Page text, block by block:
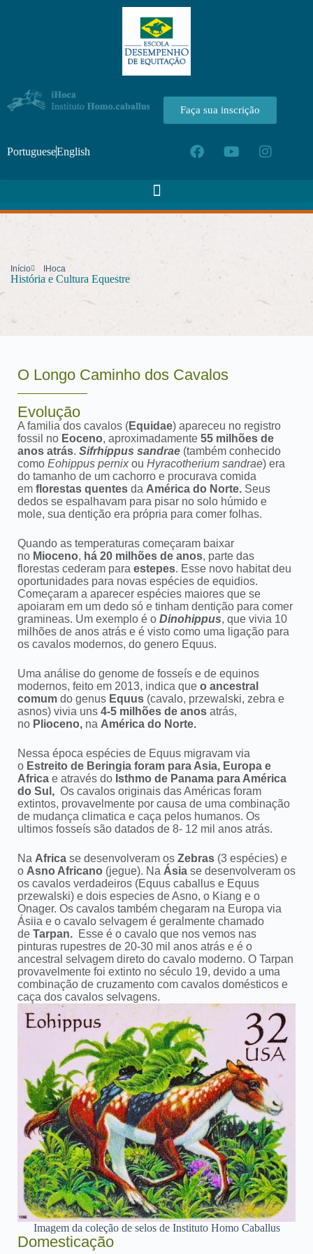
Faça sua inscrição
PortugueseEnglish
Início IHoca
História e Cultura Equestre
O Longo Caminho dos Cavalos
Evolução
A familia dos cavalos (Equidae) apareceu no registro
fossil no Eoceno, aproximadamente 55 milhões de
anos atrás. Sifrhippus sandrae (também conhecido
como Eohippus pernix ou Hyracotherium sandrae) era
do tamanho de um cachorro e procurava comida
em florestas quentes da América do Norte. Seus
dedos se espalhavam para pisar no solo húmido e
mole, sua dentição era própria para comer folhas.
Quando as temperaturas começaram baixar
no Mioceno, há 20 milhões de anos, parte das
florestas cederam para estepes. Esse novo habitat deu
oportunidades para novas espécies de equidios.
Começaram a aparecer espécies maiores que se
apoiaram em um dedo só e tinham dentição para comer
gramineas. Um exemplo é o Dinohippus, que vivia 10
milhões de anos atrás e é visto como uma ligação para
os cavalos modernos, do genero Equus.
Uma análise do genome de fosseís e de equinos
modernos, feito em 2013, indica que o ancestral
comum do genus Equus (cavalo, przewalski, zebra e
asnos) vivia uns 4-5 milhões de anos atrás,
no Plioceno, na América do Norte.
Nessa época espécies de Equus migravam via
o Estreito de Beringia foram para Asia, Europa e
Africa e através do Isthmo de Panama para América
do Sul, Os cavalos originais das Américas foram
extintos, provavelmente por causa de uma combinação
de mudança climatica e caça pelos humanos. Os
ultimos fosseís são datados de 8- 12 mil anos atrás.
Na Africa se desenvolveram os Zebras (3 espécies) e
o Asno Africano (jegue). Na Ásia se desenvolveram os
os cavalos verdadeiros (Equus caballus e Equus
przewalski) e dois especies de Asno, o Kiang e o
Onager. Os cavalos também chegaram na Europa via
Ásiia e o cavalo selvagem é geralmente chamado
de Tarpan. Esse é o cavalo que nos vemos nas
pinturas rupestres de 20-30 mil anos atrás e é o
ancestral selvagem direto do cavalo moderno. O Tarpan
provavelmente foi extinto no século 19, devido a uma
combinação de cruzamento com cavalos domésticos e
caça dos cavalos selvagens.
Imagem da coleção de selos de Instituto Homo Caballus
Domesticação